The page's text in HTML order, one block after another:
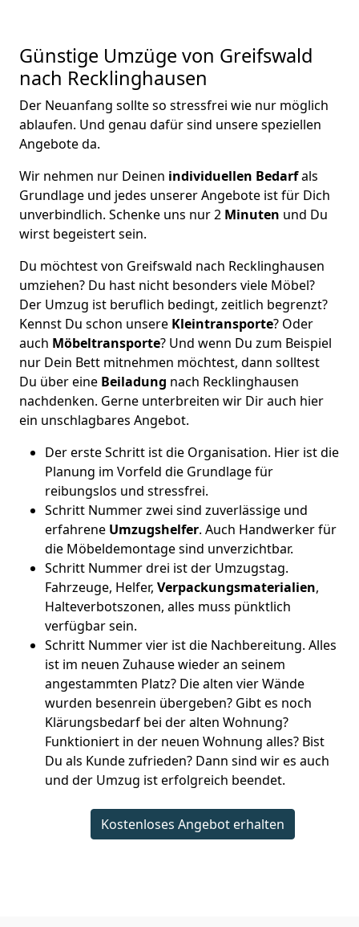
Günstige Umzüge von Greifswald
nach Recklinghausen
Der Neuanfang sollte so stressfrei wie nur möglich
ablaufen. Und genau dafür sind unsere speziellen
Angebote da.
Wir nehmen nur Deinen individuellen Bedarfals
Grundlage und jedes unserer Angebote ist für Dich
unverbindlich. Schenke uns nur 2 Minuten und Du
wirst begeistert sein.
Du möchtest von Greifswald nach Recklinghausen
umziehen? Du hast nicht besonders viele Möbel?
Der Umzug ist beruflich bedingt, zeitlich begrenzt?
Kennst Du schon unsere Kleintransporte? Oder
auch Möbeltransporte? Und wenn Du zum Beispiel
nur Dein Bett mitnehmen möchtest, dann solltest
Du über eine Beiladung nach Recklinghausen
nachdenken. Gerne unterbreiten wir Dir auch hier
ein unschlagbares Angebot.
Der erste Schritt ist die Organisation. Hier ist die
Planung im Vorfeld die Grundlage für
reibungslos und stressfrei.
Schritt Nummer zwei sind zuverlässige und
erfahrene Umzugshelfer. Auch Handwerker für
die Möbeldemontage sind unverzichtbar.
Schritt Nummer drei ist der Umzugstag.
Fahrzeuge, Helfer, Verpackungsmaterialien,
Halteverbotszonen, alles muss pünktlich
verfügbar sein.
Schritt Nummer vier ist die Nachbereitung. Alles
ist im neuen Zuhause wieder an seinem
angestammten Platz? Die alten vier Wände
wurden besenrein übergeben? Gibt es noch
Klärungsbedarf bei der alten Wohnung?
Funktioniert in der neuen Wohnung alles? Bist
Du als Kunde zufrieden? Dann sind wir es auch
und der Umzug ist erfolgreich beendet.
Kostenloses Angebot erhalten